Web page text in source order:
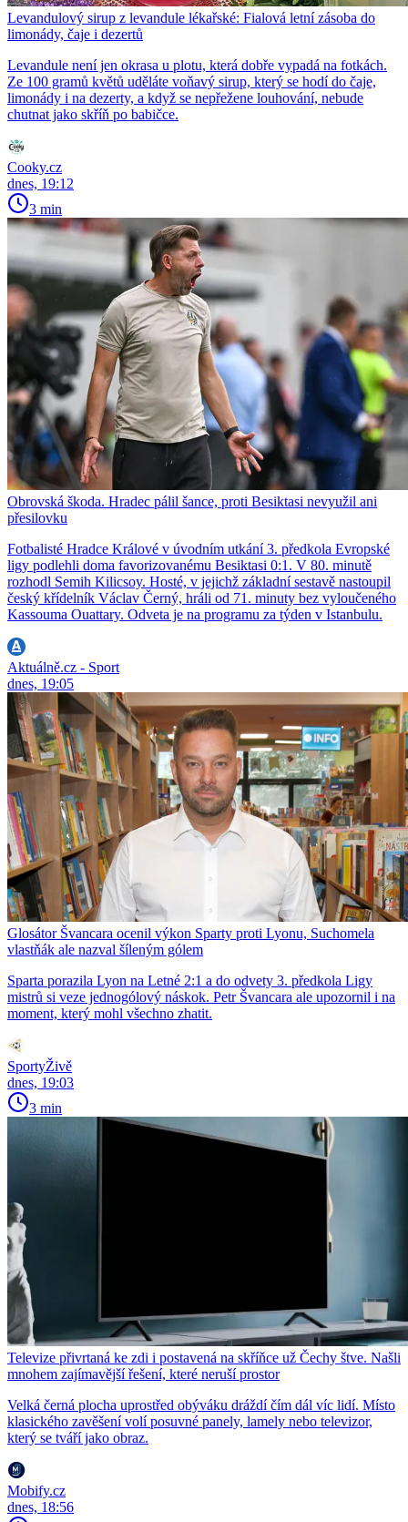
Levandulový sirup z levandule lékařské: Fialová letní zásoba do
limonády, čaje i dezertů
Levandule není jen okrasa u plotu, která dobře vypadá na fotkách.
Ze 100 gramů květů uděláte voňavý sirup, který se hodí do čaje,
limonády i na dezerty, a když se nepřežene louhování, nebude
chutnat jako skříň po babičce.
Cooky.cz
dnes, 19:12
3 min
Obrovská škoda. Hradec pálil šance, proti Besiktasi nevyužil ani
přesilovku
Fotbalisté Hradce Králové v úvodním utkání 3. předkola Evropské
ligy podlehli doma favorizovanému Besiktasi 0:1. V 80. minutě
rozhodl Semih Kilicsoy. Hosté, v jejichž základní sestavě nastoupil
český křídelník Václav Černý, hráli od 71. minuty bez vyloučeného
Kassouma Ouattary. Odveta je na programu za týden v Istanbulu.
Aktuálně.cz - Sport
dnes, 19:05
Glosátor Švancara ocenil výkon Sparty proti Lyonu, Suchomela
vlastňák ale nazval šíleným gólem
Sparta porazila Lyon na Letné 2:1 a do odvety 3. předkola Ligy
mistrů si veze jednogólový náskok. Petr Švancara ale upozornil i na
moment, který mohl všechno zhatit.
SportyŽivě
dnes, 19:03
3 min
Televize přivrtaná ke zdi i postavená na skříňce už Čechy štve. Našli
mnohem zajímavější řešení, které neruší prostor
Velká černá plocha uprostřed obýváku dráždí čím dál víc lidí. Místo
klasického zavěšení volí posuvné panely, lamely nebo televizor,
který se tváří jako obraz.
Mobify.cz
dnes, 18:56